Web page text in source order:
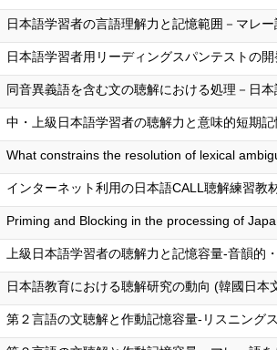
日本語学習者の言語理解力と記憶範囲－マレ
日本語学習者用リーディングスパンテストの
同音異義語を含む文の聴解における処理－日
中・上級日本語学習者の聴解力と意味的短期
What constrains the resolution of lexical
インターネット利用の日本語CALL聴解練習教
Priming and Blocking in the processing of
上級日本語学習者の聴解力と記憶容量‐音韻
日本語教育における聴解研究の動向 (韓國日本
第２言語の文聴解と作動記憶容量‐リスニング